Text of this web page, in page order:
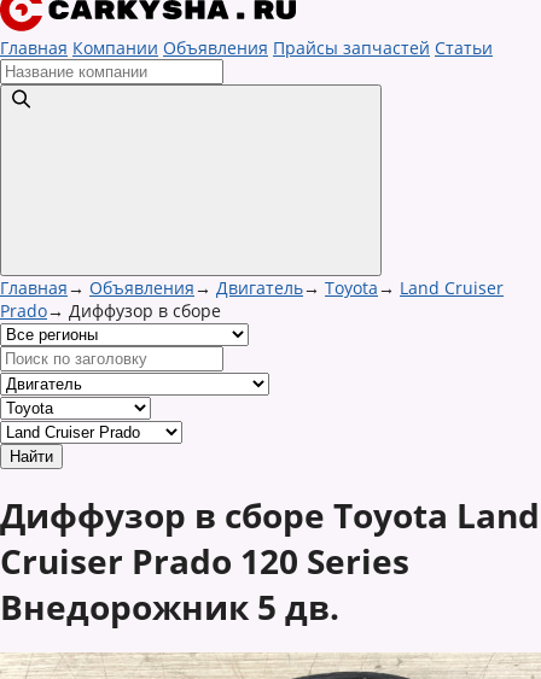
Главная Компании Объявления Прайсы запчастей Статьи
Главная→ Объявления→ Двигатель→ Toyota→ Land Cruiser
Prado→ Диффузор в сборе
Диффузор в сборе Toyota Land
Cruiser Prado 120 Series
Внедорожник 5 дв.